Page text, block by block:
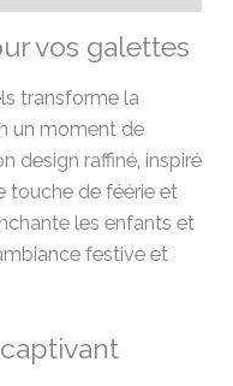
vos galettes
transforme la
un moment de
design raffiné, inspiré
touche de féérie et
les enfants et
festive et